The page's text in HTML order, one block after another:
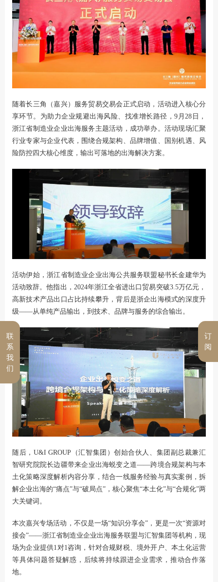
随着长三角（嘉兴）服务贸易交易会正式启动，活动进入核心分
享环节。为助力企业规避出海风险、找准增长路径，9月28日，
浙江省制造业企业出海服务主题活动，成功举办。活动现场汇聚
行业专家与企业代表，围绕合规架构、品牌增值、国别机遇、风
险防控四大核心维度，输出可落地的出海解决方案。
活动伊始，浙江省制造业企业出海公共服务联盟秘书长金建华为
活动致辞。他指出，2024年浙江全省进出口贸易突破3.5万亿元，
高新技术产品出口占比持续攀升，背后是浙企出海模式的深度升
级——从单纯产品输出，到技术、品牌与服务的综合输出。
随后，U&I GROUP（汇智集团）创始合伙人、集团副总裁兼汇
智研究院院长边疆带来企业出海蜕变之道——跨境合规架构与本
土化策略深度解析内容分享，结合一线服务经验与真实案例，拆
解企业出海的“痛点”与“破局点”，核心聚焦“本土化”与“合规化”两
大关键词。
本次嘉兴专场活动，不仅是一场“知识分享会”，更是一次“资源对
接会”——浙江省制造业企业出海服务联盟与汇智集团等机构，现
场为企业提供1对1咨询，针对合规财税、境外开户、本土化运营
等具体问题答疑解惑，后续将持续跟进企业需求，推动合作落
地。
订
阅
联
系
我
们